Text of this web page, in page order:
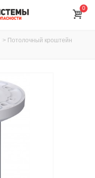
0
> Потолочный кроштейн